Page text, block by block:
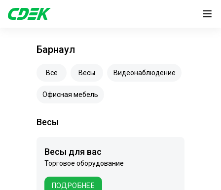
Барнаул
Видеонаблюдение
Все
Офисная мебель
Весы
Весы для вас
Торговое оборудование
ПОДРОБНЕЕ
Весы